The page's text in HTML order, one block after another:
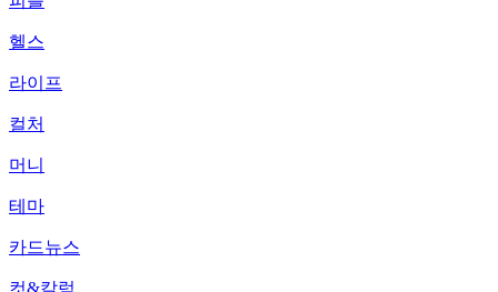
헬스
라이프
컬처
머니
테마
카드뉴스